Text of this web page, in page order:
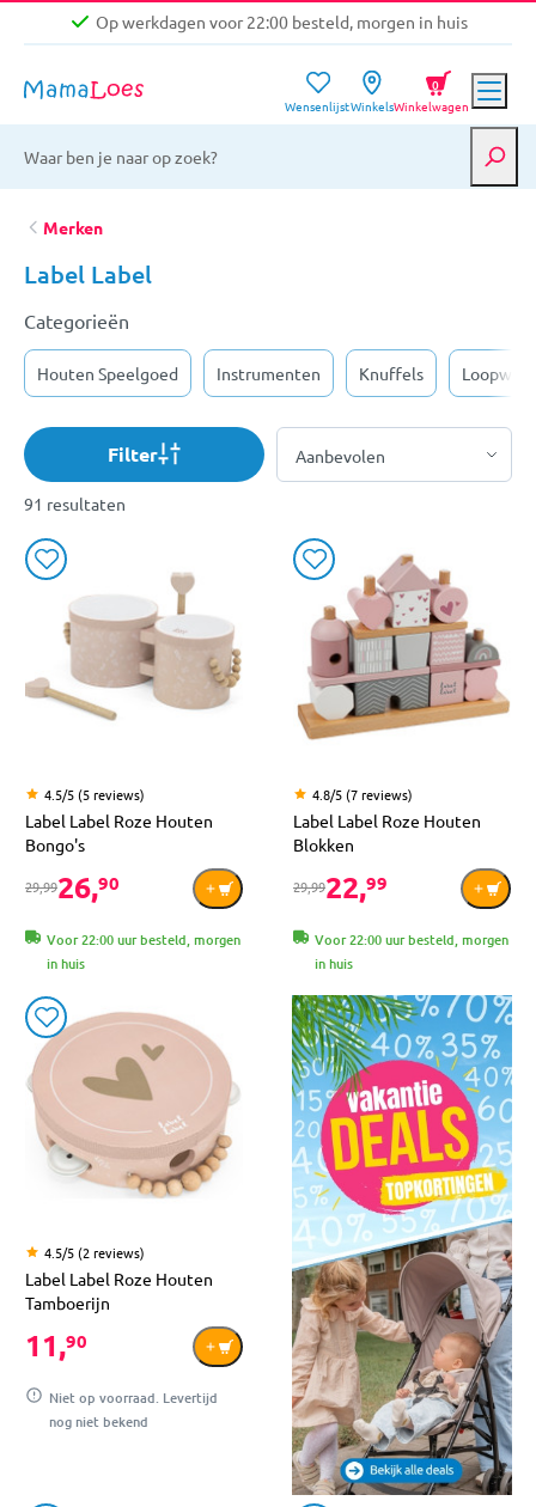
Op werkdagen voor 22:00 besteld, morgen in huis
Gratis verzending vanaf €39,-
Op werkdagen voor 22:00 besteld, morgen in huis
WensenlijstWinkelsWinkelwagen
0
Merken
Label Label
Categorieën
Houten Speelgoed Instrumenten Knuffels
Filter
91 resultaten
4.5/5 (5 reviews)
Label Label Roze Houten
Bongo's
29,9926,90
Voor 22:00 uur besteld, morgen
in huis
4.8/5 (7 reviews)
Label Label Roze Houten
Blokken
29,9922,99
Voor 22:00 uur besteld, morgen
in huis
4.5/5 (2 reviews)
Label Label Roze Houten
Tamboerijn
11,90
Niet op voorraad. Levertijd
nog niet bekend